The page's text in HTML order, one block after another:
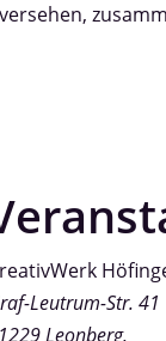
Leutrum-Str. 41
Leonberg,